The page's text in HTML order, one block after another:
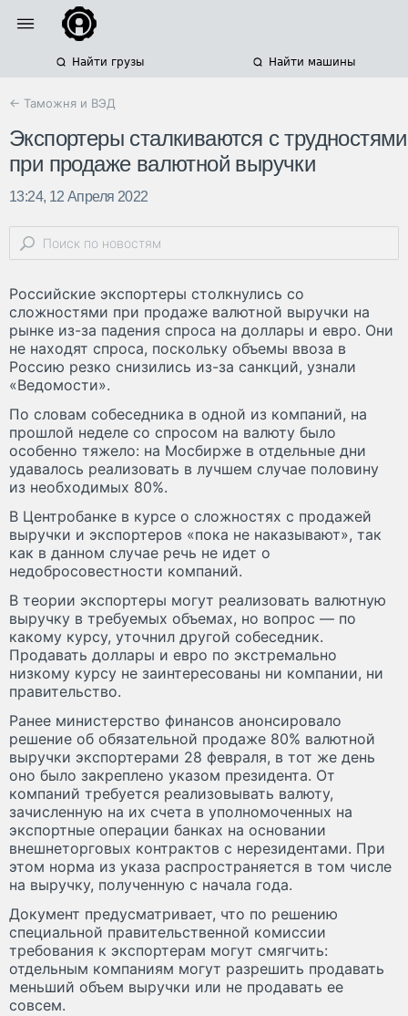
Найти грузы Найти машины
← Таможня и ВЭД
Экспортеры сталкиваются с трудностями
при продаже валютной выручки
13:24, 12 Апреля 2022
Российские экспортеры столкнулись со
сложностями при продаже валютной выручки на
рынке из-за падения спроса на доллары и евро. Они
не находят спроса, поскольку объемы ввоза в
Россию резко снизились из-за санкций, узнали
«Ведомости».
По словам собеседника в одной из компаний, на
прошлой неделе со спросом на валюту было
особенно тяжело: на Мосбирже в отдельные дни
удавалось реализовать в лучшем случае половину
из необходимых 80%.
В Центробанке в курсе о сложностях с продажей
выручки и экспортеров «пока не наказывают», так
как в данном случае речь не идет о
недобросовестности компаний.
В теории экспортеры могут реализовать валютную
выручку в требуемых объемах, но вопрос — по
какому курсу, уточнил другой собеседник.
Продавать доллары и евро по экстремально
низкому курсу не заинтересованы ни компании, ни
правительство.
Ранее министерство финансов анонсировало
решение об обязательной продаже 80% валютной
выручки экспортерами 28 февраля, в тот же день
оно было закреплено указом президента. От
компаний требуется реализовывать валюту,
зачисленную на их счета в уполномоченных на
экспортные операции банках на основании
внешнеторговых контрактов с нерезидентами. При
этом норма из указа распространяется в том числе
на выручку, полученную с начала года.
Документ предусматривает, что по решению
специальной правительственной комиссии
требования к экспортерам могут смягчить:
отдельным компаниям могут разрешить продавать
меньший объем выручки или не продавать ее
совсем.